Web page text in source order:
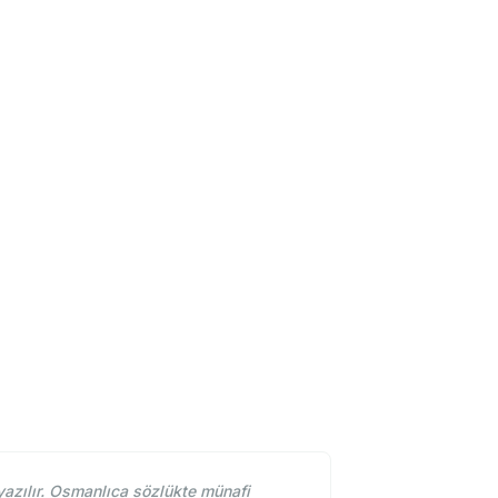
Osmanlıca sözlükte münafi